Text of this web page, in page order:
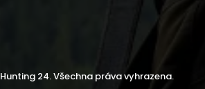
Hunting 24. Všechna práva vyhrazena.